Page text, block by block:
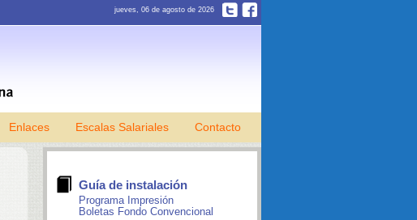
jueves, 06 de agosto de 2026
Enlaces Escalas Salariales Contacto
Guía de instalación
Programa Impresión
Boletas Fondo Convencional